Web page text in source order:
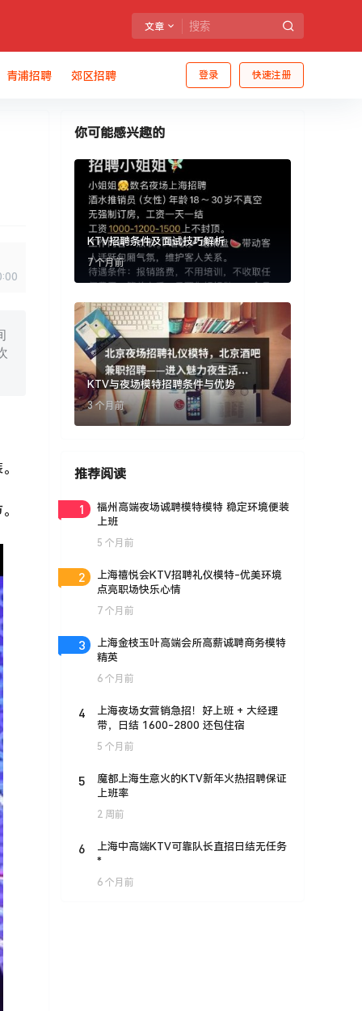
文章
登录 快速注册
青浦招聘 郊区招聘
你可能感兴趣的
KTV招聘条件及面试技巧解析
7 个月前
KTV与夜场模特招聘条件与优势
3 个月前
推荐阅读
1
福州高端夜场诚聘模特模特 稳定环境便装
上班
5 个月前
2
上海禧悦会KTV招聘礼仪模特-优美环境
点亮职场快乐心情
7 个月前
3
上海金枝玉叶高端会所高薪诚聘商务模特
精英
6 个月前
4
上海夜场女营销急招！好上班 + 大经理
带，日结 1600-2800 还包住宿
5 个月前
5
魔都上海生意火的KTV新年火热招聘保证
上班率
2 周前
6
上海中高端KTV可靠队长直招日结无任务
*
6 个月前